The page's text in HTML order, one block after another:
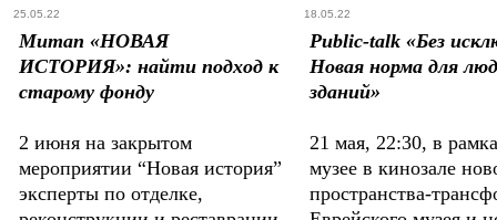
25.05.22
Митап «НОВАЯ
ИСТОРИЯ»: найти подход к
старому фонду
2 июня на закрытом
мероприятии “Новая история”
эксперты по отделке,
18.05.22
Public-talk «Без
Новая норма для
зданий»
21 мая, 22:30, в
музее в кинозале
пространства-